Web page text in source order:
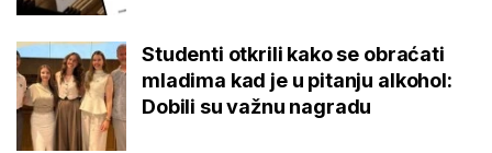
Studenti otkrili kako se obraćati
mladima kad je u pitanju alkohol:
Dobili su važnu nagradu